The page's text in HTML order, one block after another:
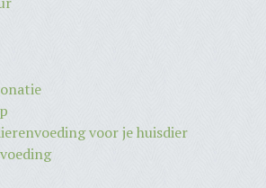
voor je huisdier